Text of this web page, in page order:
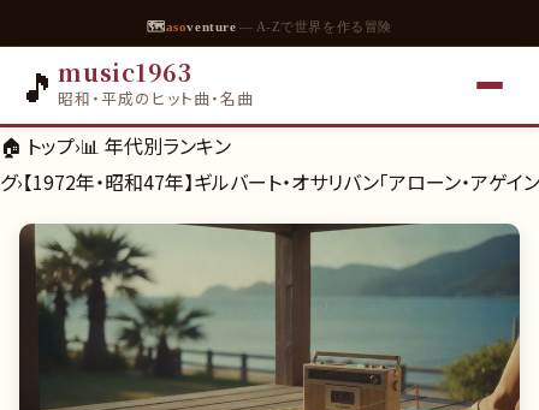
🗺asoventure — A-Zで世界を作る冒険
🎵 music1963
昭和・平成のヒット曲・名曲
🏠 トップ›📊 年代別ランキン
グ›【1972年・昭和47年】ギルバート・オサリバン「アローン・アゲ